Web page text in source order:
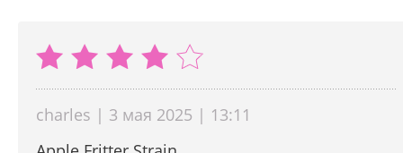
charles | 3 мая 2025 | 13:11